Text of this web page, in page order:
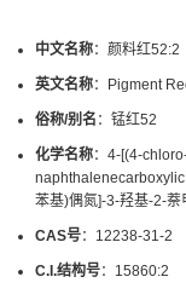
中文名称：颜料红52:2
英文名称：Pigment
俗称/别名 ：锰红52
化学名称：4-[(4-
苯基)偶氮]-3-羟基-2-萘
CAS号：12238-31-2
C.I.结构号：15860:2